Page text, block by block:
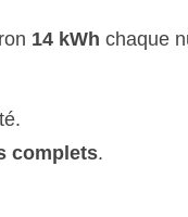
14 kWh chaque
complets.